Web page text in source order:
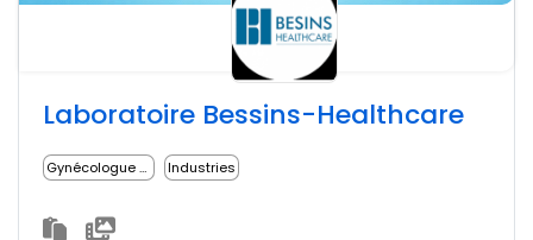
Laboratoire Bessins-Healthcare
Gynécologue médical Industries